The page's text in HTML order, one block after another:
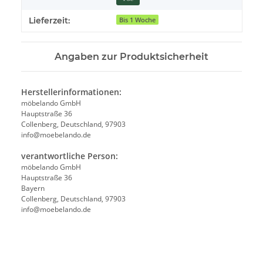
Lieferzeit: Bis 1 Woche
Angaben zur Produktsicherheit
Herstellerinformationen:
möbelando GmbH
Hauptstraße 36
Collenberg, Deutschland, 97903
info@moebelando.de
verantwortliche Person:
möbelando GmbH
Hauptstraße 36
Bayern
Collenberg, Deutschland, 97903
info@moebelando.de